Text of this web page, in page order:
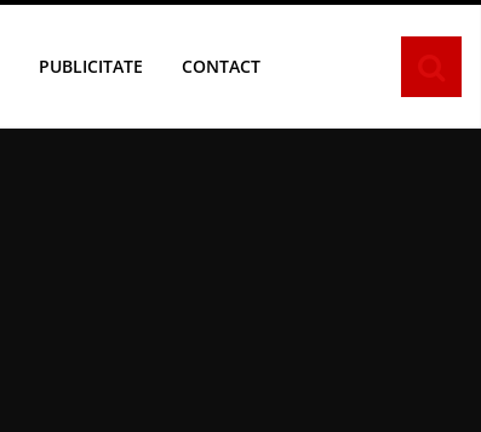
PUBLICITATE CONTACT